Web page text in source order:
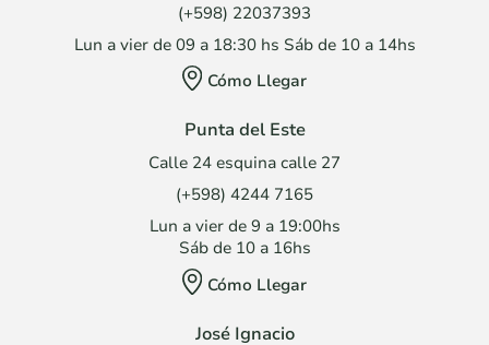
(+598) 22037393
Lun a vier de 09 a 18:30 hs Sáb de 10 a 14hs
Cómo Llegar
Punta del Este
Calle 24 esquina calle 27
(+598) 4244 7165
Lun a vier de 9 a 19:00hs
Sáb de 10 a 16hs
Cómo Llegar
José Ignacio